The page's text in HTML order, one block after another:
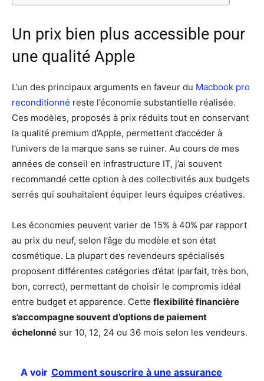
Un prix bien plus accessible pour
une qualité Apple
L’un des principaux arguments en faveur du Macbook pro
reconditionné reste l’économie substantielle réalisée.
Ces modèles, proposés à prix réduits tout en conservant
la qualité premium d’Apple, permettent d’accéder à
l’univers de la marque sans se ruiner. Au cours de mes
années de conseil en infrastructure IT, j’ai souvent
recommandé cette option à des collectivités aux budgets
serrés qui souhaitaient équiper leurs équipes créatives.
Les économies peuvent varier de 15% à 40% par rapport
au prix du neuf, selon l’âge du modèle et son état
cosmétique. La plupart des revendeurs spécialisés
proposent différentes catégories d’état (parfait, très bon,
bon, correct), permettant de choisir le compromis idéal
entre budget et apparence. Cette flexibilité financière
s’accompagne souvent d’options de paiement
échelonné sur 10, 12, 24 ou 36 mois selon les vendeurs.
A voir Comment souscrire à une assurance